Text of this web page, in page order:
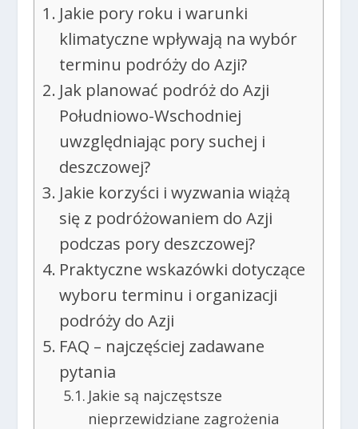
Jakie pory roku i warunki
klimatyczne wpływają na wybór
terminu podróży do Azji?
Jak planować podróż do Azji
Południowo-Wschodniej
uwzględniając pory suchej i
deszczowej?
Jakie korzyści i wyzwania wiążą
się z podróżowaniem do Azji
podczas pory deszczowej?
Praktyczne wskazówki dotyczące
wyboru terminu i organizacji
podróży do Azji
FAQ – najczęściej zadawane
pytania
Jakie są najczęstsze
nieprzewidziane zagrożenia